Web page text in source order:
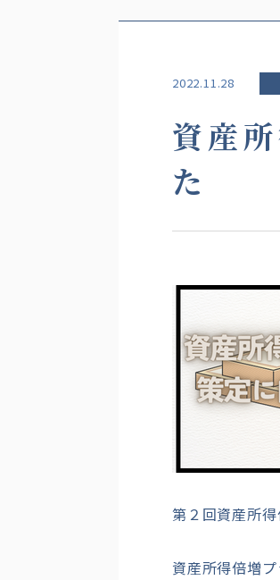
2022.11.28
資産
た
第２回資産所
資産所得倍増